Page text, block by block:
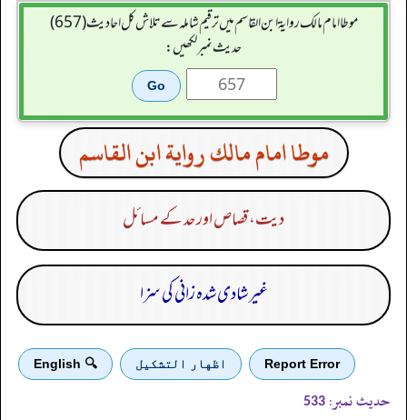
موطا امام مالك رواية ابن القاسم میں ترقیم شاملہ سے تلاش کل احادیث (657)
حدیث نمبر لکھیں:
موطا امام مالك رواية ابن القاسم
دیت، قصاص اور حد کے مسائل
غیر شادی شدہ زانی کی سزا
Report Error اظهار التشكيل 🔍 English
حدیث نمبر: 533